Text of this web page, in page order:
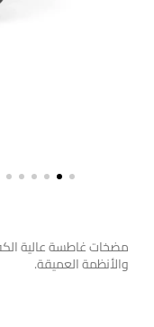
مضخات غاطسة عالية
والأنظمة العميقة.